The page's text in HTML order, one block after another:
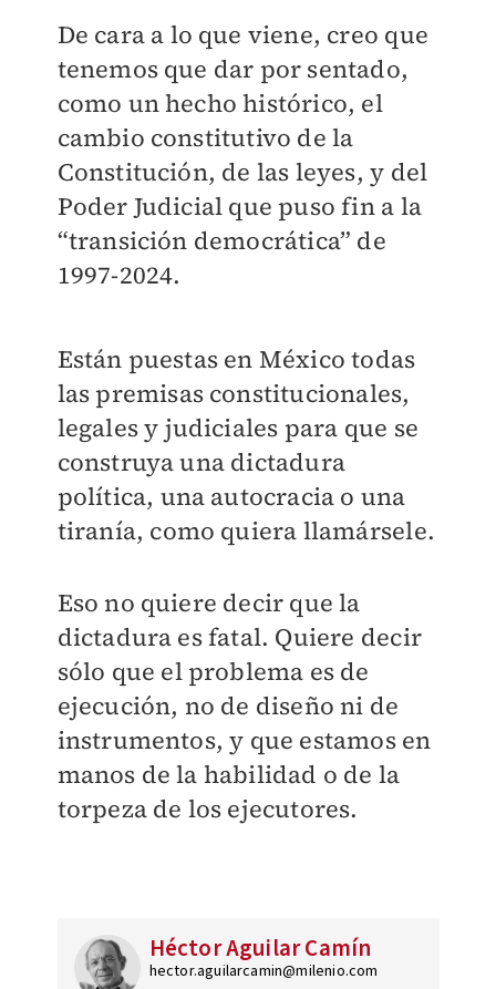
De cara a lo que viene, creo que
tenemos que dar por sentado,
como un hecho histórico, el
cambio constitutivo de la
Constitución, de las leyes, y del
Poder Judicial que puso fin a la
“transición democrática” de
1997-2024.
Están puestas en México todas
las premisas constitucionales,
legales y judiciales para que se
construya una dictadura
política, una autocracia o una
tiranía, como quiera llamársele.
Eso no quiere decir que la
dictadura es fatal. Quiere decir
sólo que el problema es de
ejecución, no de diseño ni de
instrumentos, y que estamos en
manos de la habilidad o de la
torpeza de los ejecutores.
Héctor Aguilar Camín
hector.aguilarcamin@milenio.com